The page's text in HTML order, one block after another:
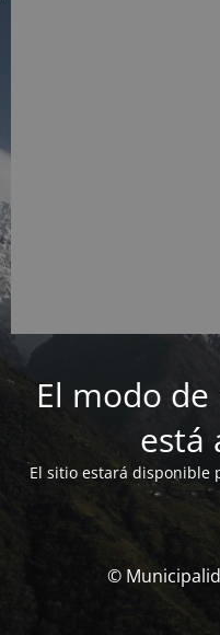
El modo
está
El sitio estará disponible
©